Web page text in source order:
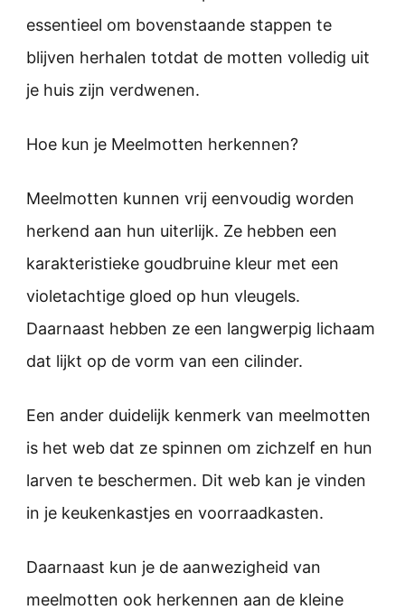
essentieel om bovenstaande stappen te
blijven herhalen totdat de motten volledig uit
je huis zijn verdwenen.
Hoe kun je Meelmotten herkennen?
Meelmotten kunnen vrij eenvoudig worden
herkend aan hun uiterlijk. Ze hebben een
karakteristieke goudbruine kleur met een
violetachtige gloed op hun vleugels.
Daarnaast hebben ze een langwerpig lichaam
dat lijkt op de vorm van een cilinder.
Een ander duidelijk kenmerk van meelmotten
is het web dat ze spinnen om zichzelf en hun
larven te beschermen. Dit web kan je vinden
in je keukenkastjes en voorraadkasten.
Daarnaast kun je de aanwezigheid van
meelmotten ook herkennen aan de kleine